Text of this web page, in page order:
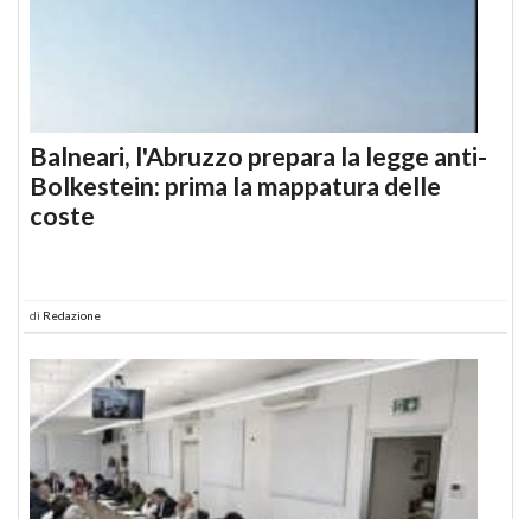
Balneari, l'Abruzzo prepara la legge anti-
Bolkestein: prima la mappatura delle
coste
di Redazione